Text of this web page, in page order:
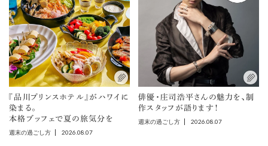
『品川プリンスホテル』がハワイに
染まる。
本格ブッフェで夏の旅気分を
週末の過ごし方 2026.08.07
俳優・庄司浩平さんの魅力を、制
作スタッフが語ります！
週末の過ごし方 2026.08.07